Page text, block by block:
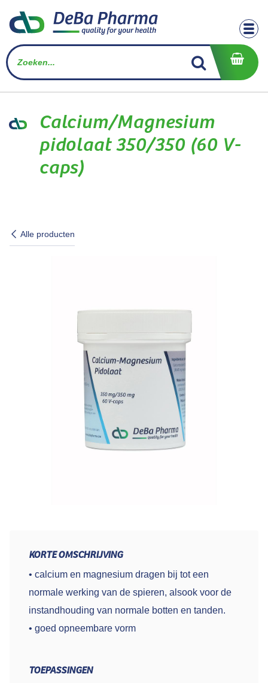
Alle producten
Calcium/Magnesium
pidolaat 350/350 (60 V-
caps)
KORTE OMSCHRIJVING
• calcium en magnesium dragen bij tot een
normale werking van de spieren, alsook voor de
instandhouding van normale botten en tanden.
• goed opneembare vorm
TOEPASSINGEN